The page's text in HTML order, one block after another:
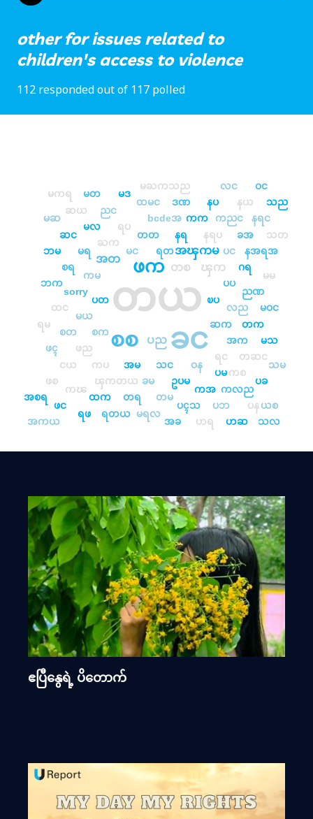
other for issues related to
children's access to violence
112 responded out of 117 polled
တယ
ခင
စစ
ဖက တစ
ပည
အတ အၾကမ
ၾက
မင ရတ
ၿပ
ႀက
စက
ဆက
ပတ
ရင
ဝန
သင
အမ
ကပ
ကမ
တတ နရ နရပ
ပင
ပပ
ပမ
ဖည
မယ
မရ
မလ ရပ
လည
အက
ဥပမ
ၾကတယ
bcdeအ
sorry
ကက
ကစ
ကညင
ကလည
ကအ
ကၽ
ခမ
ခအ
ဂရ
ငယ
စတ
စရ
ဆင
ဆယ ညင
ညဏ
တက
တဆင
တမ
တရ
ထက
ထင
ထမင ဒဏ နပ
နယ
နရင
နအရအ
ပခ
ပန
ပဘ
ပၚသ
ဖင
ဖစ
ဖၚ
ဘက
ဘမ
မကရ
မဆ
မတ မဒ
မမ
မရလ
မဝင
မသ
မႀကသည
ယစ
ရတယ
ရဖ
ရမ
လင ဝင
သည
သတ
သမ
သလ
ဟဆ
ဟရ
အကယ အခ
အစရ
ဧပြီနွေရဲ့ ပိတောက်